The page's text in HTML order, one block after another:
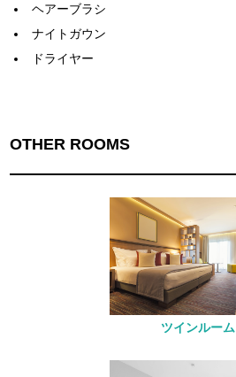
ヘアーブラシ
ナイトガウン
ドライヤー
OTHER ROOMS
ツインルーム